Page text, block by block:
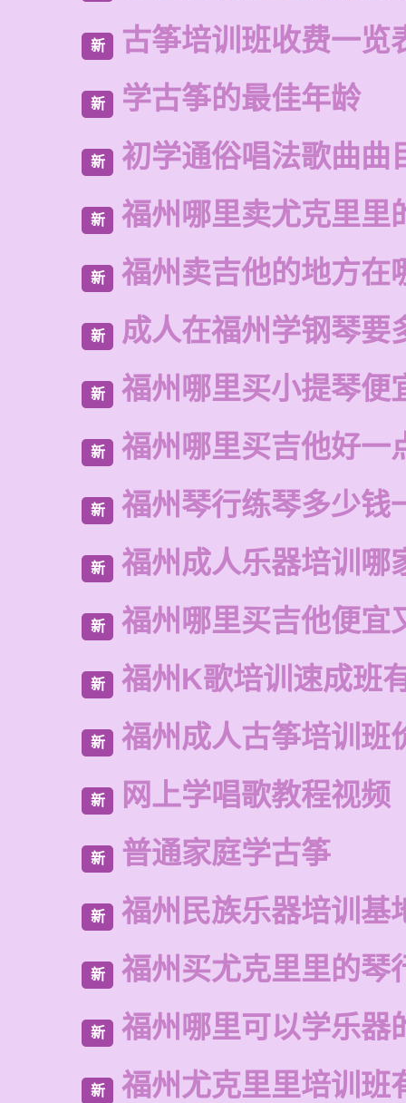
新 古筝培训班收费一览
新 学古筝的最佳年龄
新 初学通俗唱法歌曲曲
新 福州哪里卖尤克里里
新 福州卖吉他的地方在
新 成人在福州学钢琴要
新 福州哪里买小提琴便
新 福州哪里买吉他好一
新 福州琴行练琴多少钱
新 福州成人乐器培训哪
新 福州哪里买吉他便宜
新 福州K歌培训速成班
新 福州成人古筝培训班
新 网上学唱歌教程视频
新 普通家庭学古筝
新 福州民族乐器培训基
新 福州买尤克里里的琴
新 福州哪里可以学乐器
新 福州尤克里里培训班